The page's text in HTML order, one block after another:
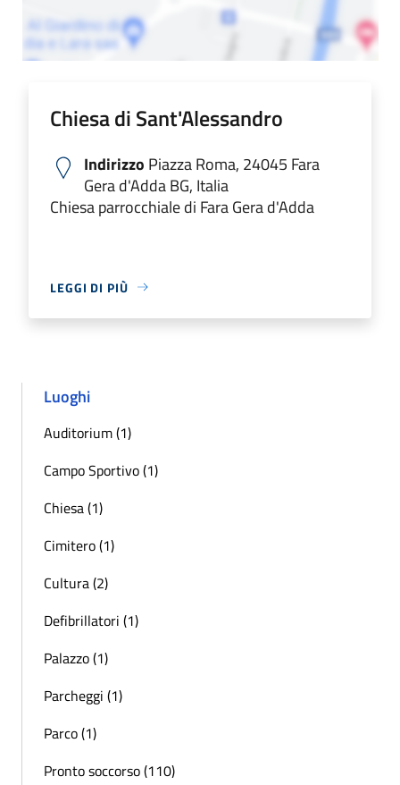
Chiesa di Sant'Alessandro
Indirizzo Piazza Roma, 24045 Fara
Gera d'Adda BG, Italia
Chiesa parrocchiale di Fara Gera d'Adda
LEGGI DI PIÙ
Luoghi
Auditorium (1)
Campo Sportivo (1)
Chiesa (1)
Cimitero (1)
Cultura (2)
Defibrillatori (1)
Palazzo (1)
Parcheggi (1)
Parco (1)
Pronto soccorso (110)